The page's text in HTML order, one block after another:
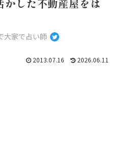
かした不動産屋をは
大家で占い師
2013.07.16 2026.06.11